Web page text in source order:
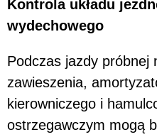
Kontrola układu
wydechowego
Podczas jazdy próbnej
zawieszenia,
kierowniczego i
ostrzegawczym mogą